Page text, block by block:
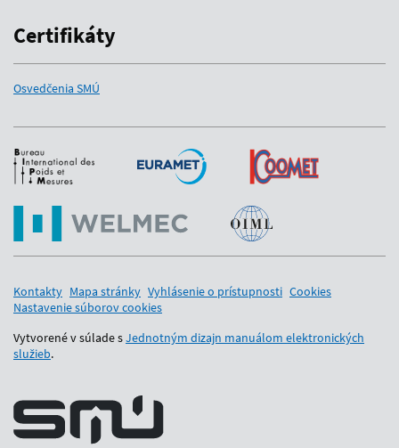
Certifikáty
Osvedčenia SMÚ
Medzinárodní partneri
Kontakty Mapa stránky Vyhlásenie o prístupnosti Cookies
Nastavenie súborov cookies
Vytvorené v súlade sJednotným dizajn manuálom elektronických
služieb.